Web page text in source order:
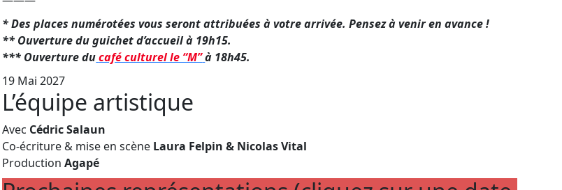
* Des places numérotées vous seront attribuées à votre arrivée. Pensez à venir en avance !
** Ouverture du guichet d’accueil à 19h15.
*** Ouverture ducafé culturel le “M”à 18h45.
19 Mai 2027
L’équipe artistique
Avec Cédric Salaun
Co-écriture & mise en scène Laura Felpin & Nicolas Vital
ProductionAgapé